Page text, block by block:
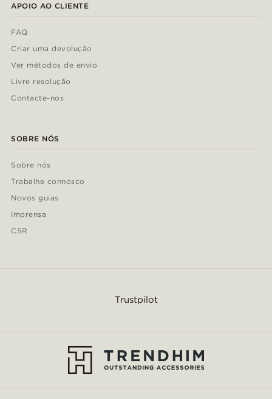
APOIO AO CLIENTE
FAQ
Criar uma devolução
Ver métodos de envio
Livre resolução
Contacte-nos
SOBRE NÓS
Sobre nós
Trabalhe connosco
Novos guias
Imprensa
CSR
Trustpilot